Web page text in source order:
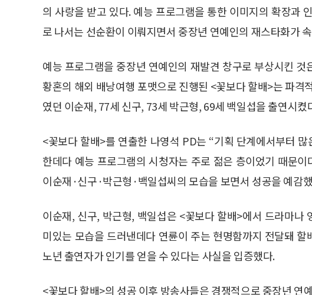
의 사랑을 받고 있다. 예능 프로그램을 통한 이미지의 확장과
로 나서는 선순환이 이뤄지면서 중장년 연예인의 재스타화가
예능 프로그램을 중장년 연예인의 재발견 창구로 부상시킨
황혼의 해외 배낭여행 포맷으로 진행된 <꽃보다 할배>는 파
였던 이순재, 77세 신구, 73세 박근형, 69세 백일섭을 출연시켰
<꽃보다 할배>를 연출한 나영석 PD는 “기획 단계에서부터
한데다 예능 프로그램의 시청자는 주로 젊은 층이었기 때문
이순재·신구·박근형·백일섭씨의 모습을 보면서 성공을 예감
이순재, 신구, 박근형, 백일섭은 <꽃보다 할배>에서 드라마나
미있는 모습을 드러낸데다 연륜이 주는 현명함까지 전달돼
노년 출연자가 인기를 얻을 수 있다는 사실을 입증했다.
<꽃보다 할배>의 성공 이후 방송사들은 경쟁적으로 중장년 연